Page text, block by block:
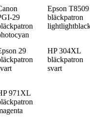
29
Epson T8509
bläckpatron
29
HP 304XL
bläckpatron
svart
971XL